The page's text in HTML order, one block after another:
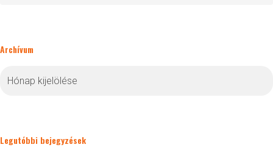
Archívum
Legutóbbi bejegyzések